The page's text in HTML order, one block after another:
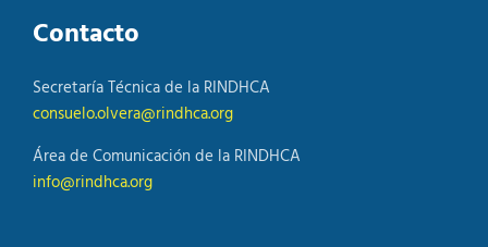
Contacto
Secretaría Técnica de la RINDHCA
consuelo.olvera@rindhca.org
Área de Comunicación de la RINDHCA
info@rindhca.org